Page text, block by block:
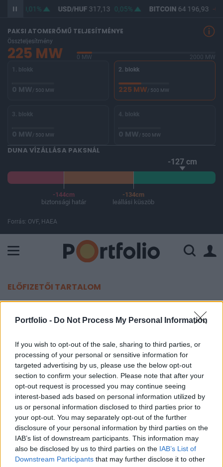
Portfolio - Do Not Process My Personal Information
If you wish to opt-out of the sale, sharing to third parties, or
processing of your personal or sensitive information for
targeted advertising by us, please use the below opt-out
section to confirm your selection. Please note that after your
opt-out request is processed you may continue seeing
interest-based ads based on personal information utilized by
us or personal information disclosed to third parties prior to
your opt-out. You may separately opt-out of the further
disclosure of your personal information by third parties on the
IAB’s list of downstream participants. This information may
also be disclosed by us to third parties on the IAB’s List of
Downstream Participants that may further disclose it to other
0,01% USD/HUF 317,13 0,05% BITCOIN 64 196,93 -
PAKSI ATOMERŐMŰ TELJESÍTMÉNYE
Összteljesítmény
225 MW 0 MW
2000 MW
1. blokk
0 MW/ 500 MW
2. blokk
225 MW/ 500 MW
3. blokk
0 MW/ 500 MW
4. blokk
0 MW/ 500 MW
DUNA VÍZÁLLÁSA PAKSNÁL
-127 cm
-144cm
biztonsági határ
-134cm
leállási küszöb
Forrás: OVF, HAEA
ELŐFIZETŐI TARTALOM
áramfogyasztásban
2009. április 20. 08:39
Összesen 4.5%-kal esett vissza az idei év első két
és fél hónapjában a magyar áramfogyasztás, az
E.On és az Elmű-Émász páros pedig 10%-os
visszaesést tapasztalt.
Az idei év első két és fél hónapjában (március 15-ig)
összesen 4.5%-kal mért kisebb villamosenergia-